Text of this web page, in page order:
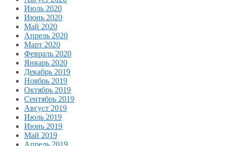
Июль 2020
Июнь 2020
Май 2020
Апрель 2020
Март 2020
Февраль 2020
Январь 2020
Декабрь 2019
Ноябрь 2019
Октябрь 2019
Сентябрь 2019
Август 2019
Июль 2019
Июнь 2019
Май 2019
Апрель 2019